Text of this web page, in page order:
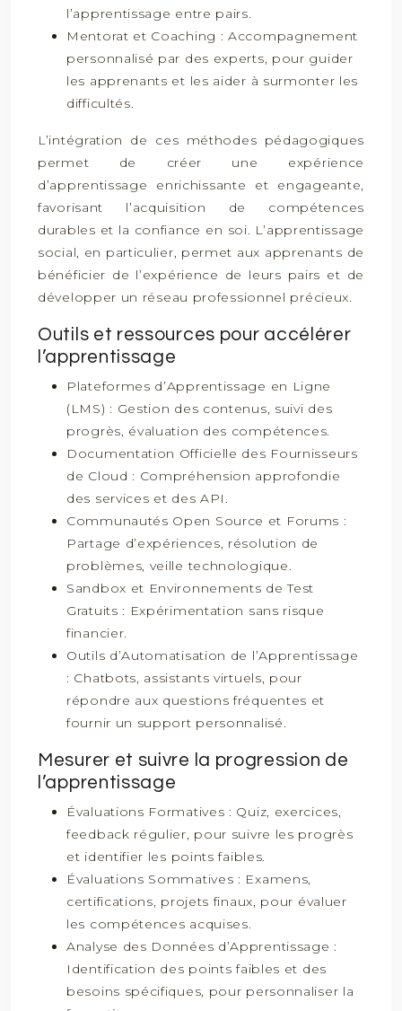
l’apprentissage entre pairs.
Mentorat et Coaching : Accompagnement
personnalisé par des experts, pour guider
les apprenants et les aider à surmonter les
difficultés.
L’intégration de ces méthodes pédagogiques
permet de créer une expérience
d’apprentissage enrichissante et engageante,
favorisant l’acquisition de compétences
durables et la confiance en soi. L’apprentissage
social, en particulier, permet aux apprenants de
bénéficier de l’expérience de leurs pairs et de
développer un réseau professionnel précieux.
Outils et ressources pour accélérer
l’apprentissage
Plateformes d’Apprentissage en Ligne
(LMS) : Gestion des contenus, suivi des
progrès, évaluation des compétences.
Documentation Officielle des Fournisseurs
de Cloud : Compréhension approfondie
des services et des API.
Communautés Open Source et Forums :
Partage d’expériences, résolution de
problèmes, veille technologique.
Sandbox et Environnements de Test
Gratuits : Expérimentation sans risque
financier.
Outils d’Automatisation de l’Apprentissage
: Chatbots, assistants virtuels, pour
répondre aux questions fréquentes et
fournir un support personnalisé.
Mesurer et suivre la progression de
l’apprentissage
Évaluations Formatives : Quiz, exercices,
feedback régulier, pour suivre les progrès
et identifier les points faibles.
Évaluations Sommatives : Examens,
certifications, projets finaux, pour évaluer
les compétences acquises.
Analyse des Données d’Apprentissage :
Identification des points faibles et des
besoins spécifiques, pour personnaliser la